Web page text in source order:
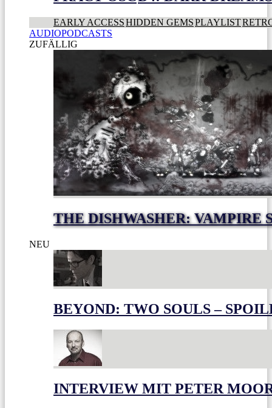
EARLY ACCESSHIDDEN GEMSPLAYLIST
AUDIOPODCASTS
ZUFÄLLIG
THE DISHWASHER: VAMPIRE
NEU
BEYOND: TWO SOULS –
INTERVIEW MIT PETER